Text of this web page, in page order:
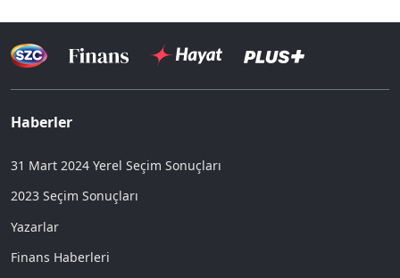
Haberler
31 Mart 2024 Yerel Seçim Sonuçları
2023 Seçim Sonuçları
Yazarlar
Finans Haberleri